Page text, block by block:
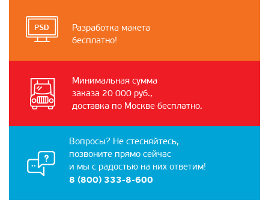
Разработка макета
бесплатно!
Минимальная сумма
заказа 20 000 руб.,
доставка по Москве бесплатно.
Вопросы? Не стесняйтесь,
позвоните прямо сейчас
и мы с радостью на них ответим!
8 (800) 333-8-600